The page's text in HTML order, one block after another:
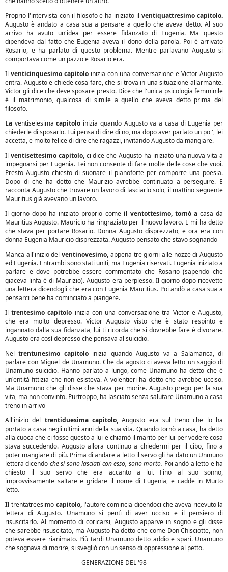
Proprio l'intervista con il filosofo e ha iniziato ilventiquattresimo capitolo.
Augusto è andato a casa sua a pensare a quello che aveva detto. Al suo
arrivo ha avuto un'idea per essere fidanzato di Eugenia. Ma questo
dipendeva dal fatto che Eugenia aveva il dono della parola. Poi è arrivato
Rosario, e ha parlato di questo problema. Mentre parlavano Augusto si
comportava come un pazzo e Rosario era.
Il venticinquesimo capitolo inizia con una conversazione e Victor Augusto
entra. Augusto e chiede cosa fare, che si trova in una situazione allarmante.
Victor gli dice che deve sposare presto. Dice che l'unica psicologia femminile
è il matrimonio, qualcosa di simile a quello che aveva detto prima del
filosofo.
La ventiseiesimacapitolo inizia quando Augusto va a casa di Eugenia per
chiederle di sposarlo. Lui pensa di dire di no, ma dopo aver parlato un po ', lei
accetta, e molto felice di dire che ragazzi, invitando Augusto da mangiare.
Il ventisettesimo capitolo,ci dice che Augusto ha iniziato una nuova vita a
impegnarsi per Eugenia. Lei non consente di fare molte delle cose che vuoi.
Presto Augusto chiesto di suonare il pianoforte per comporre una poesia.
Dopo di che ha detto che Maurizio avrebbe continuato a perseguire. E
racconta Augusto che trovare un lavoro di lasciarlo solo, il mattino seguente
Mauritius già avevano un lavoro.
Il giorno dopo ha iniziato proprio come il ventottesimo, tornò acasa da
Mauritius Augusto. Mauricio ha ringraziato per il nuovo lavoro. E mi ha detto
che stava per portare Rosario. Donna Augusto disprezzato, e ora era con
donna Eugenia Mauricio disprezzata. Augusto pensato che stavo sognando
Manca all'inizio delventinovesimo, appena tre giorni alle nozze di Augusto
ed Eugenia. Entrambi sono stati uniti, ma Eugenia riservati. Eugenia iniziato a
parlare e dove potrebbe essere commentato che Rosario (sapendo che
giaceva linfa è di Maurizio). Augusto era perplesso. Il giorno dopo ricevette
una lettera dicendogli che era con Eugenia Mauritius. Poi andò a casa sua a
pensarci bene ha cominciato a piangere.
Iltrentesimo capitolo inizia con una conversazione tra Victor e Augusto,
che era molto depresso. Victor Augusto visto che è stato respinto e
ingannato dalla sua fidanzata, lui ti ricorda che si dovrebbe fare è divorare.
Augusto era così depresso che pensava al suicidio.
Neltrentunesimo capitoloinizia quando Augusto va a Salamanca, di
parlare con Miguel de Unamuno. Che da agosto ci aveva letto un saggio di
Unamuno suicidio. Hanno parlato a lungo, come Unamuno ha detto che è
un'entità fittizia che non esisteva. A volentieri ha detto che avrebbe ucciso.
Ma Unamuno che gli disse che stava per morire. Augusto prego per la sua
vita, ma non convinto. Purtroppo, ha lasciato senza salutare Unamuno a casa
treno in arrivo
All'inizio del trentiduesima capitolo,Augusto era sul treno che lo ha
portato a casa negli ultimi anni della sua vita. Quando tornò a casa, ha detto
alla cuoca che ci fosse questo a lui e chiamò il marito per lui per vedere cosa
stava succedendo. Augusto allora continuo a chiedermi per il cibo, fino a
poter mangiare di più. Prima di andare a letto il servo gli ha dato un Unmuno
lettera dicendo che si sono lasciati con esso, sono morto. Poi andò a letto e ha
chiesto il suo servo che era accanto a lui. Fino al suo sonno,
improvvisamente saltare e gridare il nome di Eugenia, e cadde in Murto
letto.
Il trentatreesimo capitolo,l'autore comincia dicendoci che aveva ricevuto la
lettera di Augusto. Unamuno si pentì di aver ucciso e il pensiero di
risuscitarlo. Al momento di coricarsi, Augusto apparve in sogno e gli disse
che sarebbe risuscitato, ma Augusto ha detto che come Don Chisciotte, non
poteva essere rianimato. Più tardi Unamuno detto addio e sparì. Unamuno
che sognava di morire, si svegliò con un senso di oppressione al petto.
GENERAZIONE DEL '98